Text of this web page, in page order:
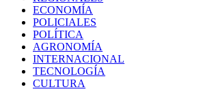
ECONOMÍA
POLICIALES
POLÍTICA
AGRONOMÍA
INTERNACIONAL
TECNOLOGÍA
CULTURA